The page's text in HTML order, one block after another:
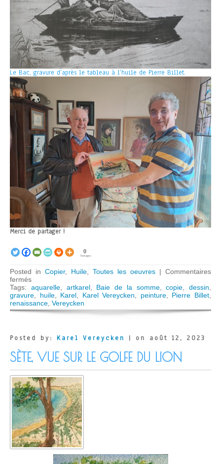
Le Bac, gravure d’après le tableau à l’huile de Pierre Billet.
Merci de partager !
0
Partages
Posted in Copier, Huile Toutes les oeuvres | Commentaires
ferméssur
Le
Bac
(d’après
Pierre
Tags: aquarelle, artkarel, Baie de la somme,copie dessin
gravure
huile, Karel Karel Vereycken peinture, Pierre Billet
renaissance Vereycken
Posted by: Karel Vereycken | on août 12, 2023
SÈTE, VUE SUR LE GOLFE DU LION